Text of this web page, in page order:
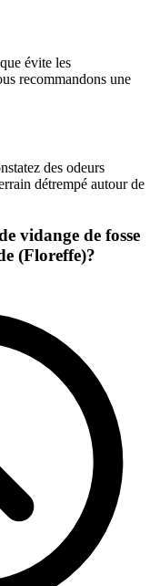
évite les
recommandons une
des odeurs
détrempé autour de
vidange de fosse
(Floreffe)?